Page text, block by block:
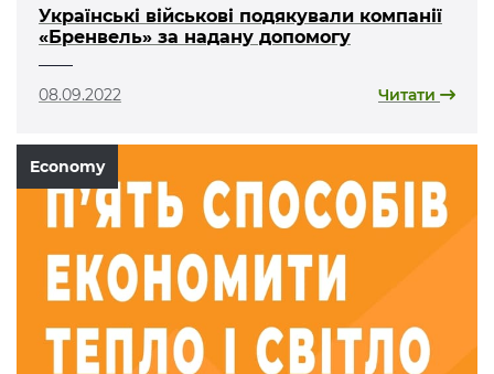
Українські військові подякували компанії
«Бренвель» за надану допомогу
08.09.2022 Читати
Economy